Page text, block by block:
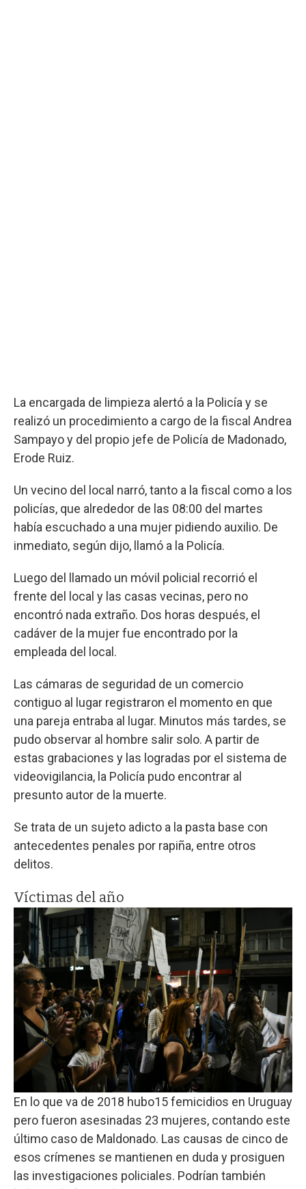
La encargada de limpieza alertó a la Policía y se
realizó un procedimiento a cargo de la fiscal Andrea
Sampayo y del propio jefe de Policía de Madonado,
Erode Ruiz.
Un vecino del local narró, tanto a la fiscal como a los
policías, que alrededor de las 08:00 del martes
había escuchado a una mujer pidiendo auxilio. De
inmediato, según dijo, llamó a la Policía.
Luego del llamado un móvil policial recorrió el
frente del local y las casas vecinas, pero no
encontró nada extraño. Dos horas después, el
cadáver de la mujer fue encontrado por la
empleada del local.
Las cámaras de seguridad de un comercio
contiguo al lugar registraron el momento en que
una pareja entraba al lugar. Minutos más tardes, se
pudo observar al hombre salir solo. A partir de
estas grabaciones y las logradas por el sistema de
videovigilancia, la Policía pudo encontrar al
presunto autor de la muerte.
Se trata de un sujeto adicto a la pasta base con
antecedentes penales por rapiña, entre otros
delitos.
Víctimas del año
En lo que va de 2018 hubo15 femicidios en Uruguay
pero fueron asesinadas 23 mujeres, contando este
último caso de Maldonado. Las causas de cinco de
esos crímenes se mantienen en duda y prosiguen
las investigaciones policiales. Podrían también